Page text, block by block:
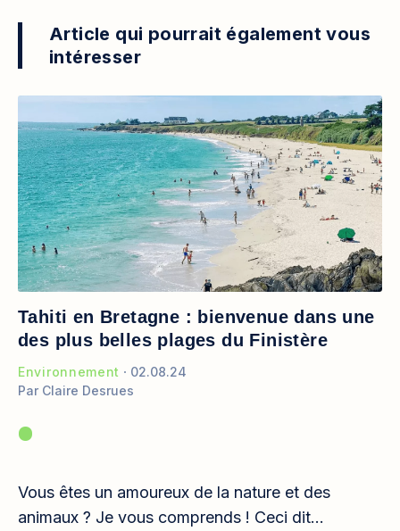
Article qui pourrait également vous
intéresser
Tahiti en Bretagne : bienvenue dans une
des plus belles plages du Finistère
Environnement
02.08.24
Par Claire Desrues
Vous êtes un amoureux de la nature et des
animaux ? Je vous comprends ! Ceci dit…